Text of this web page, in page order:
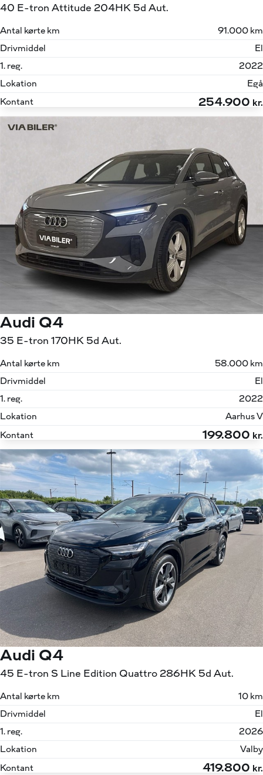
40 E-tron Attitude 204HK 5d Aut.
Antal kørte km
91.000 km
Drivmiddel
El
1. reg.
2022
Lokation
Egå
Kontant
254.900 kr.
Audi Q4
35 E-tron 170HK 5d Aut.
Antal kørte km
58.000 km
Drivmiddel
El
1. reg.
2022
Lokation
Aarhus V
Kontant
199.800 kr.
Audi Q4
45 E-tron S Line Edition Quattro 286HK 5d Aut.
Antal kørte km
10 km
Drivmiddel
El
1. reg.
2026
Lokation
Valby
Kontant
419.800 kr.